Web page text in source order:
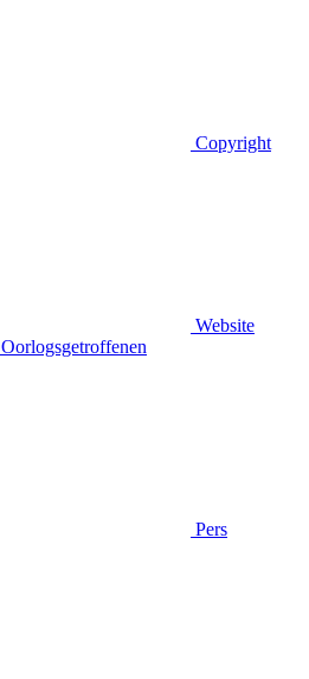
Copyright
Website
Pers